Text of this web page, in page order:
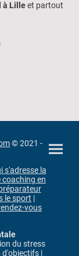
l à Lilleet partout
© 2021 -
s'adresse la
coaching en
le sport |
vous
du stress
d'objectifs |